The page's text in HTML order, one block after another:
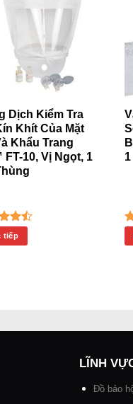
Dịch Kiểm Tra
Khít Của Mặt
Khẩu Trang
FT-10, Vị Ngọt, 1
xếp
4.45
tiếp
LĨNH
Đồ bảo